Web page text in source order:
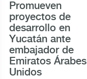
Promueven
proyectos de
desarrollo en
Yucatán ante
embajador de
Emiratos Árabes
Unidos